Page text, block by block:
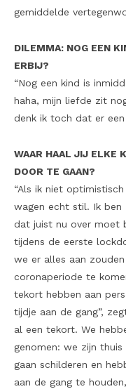
gemiddelde
DILEMMA: NOG EEN
ERBIJ?
“Nog een kind is
haha, mijn liefde zit
denk ik toch dat er
WAAR HAAL JIJ ELKE
DOOR TE GAAN?
“Als ik niet
wagen echt stil. Ik
dat juist nu over moet
tijdens de eerste
we er alles aan
coronaperiode te
tekort hebben aan
tijdje aan de gang”,
al een tekort. We
genomen: we zijn
gaan schilderen en
aan de gang te